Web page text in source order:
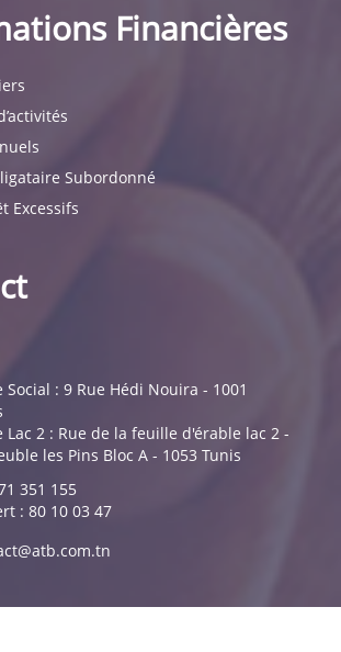
Financières
Subordonné
Excessifs
Social : 9 Rue Hédi Nouira - 1001
Lac 2 : Rue de la feuille d'érable lac 2 -
les Pins Bloc A - 1053 Tunis
351 155
: 80 10 03 47